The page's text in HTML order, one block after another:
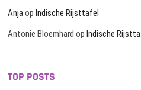
AnjaopIndische Rijsttafel
Antonie Bloemhard opIndische
TOP POSTS